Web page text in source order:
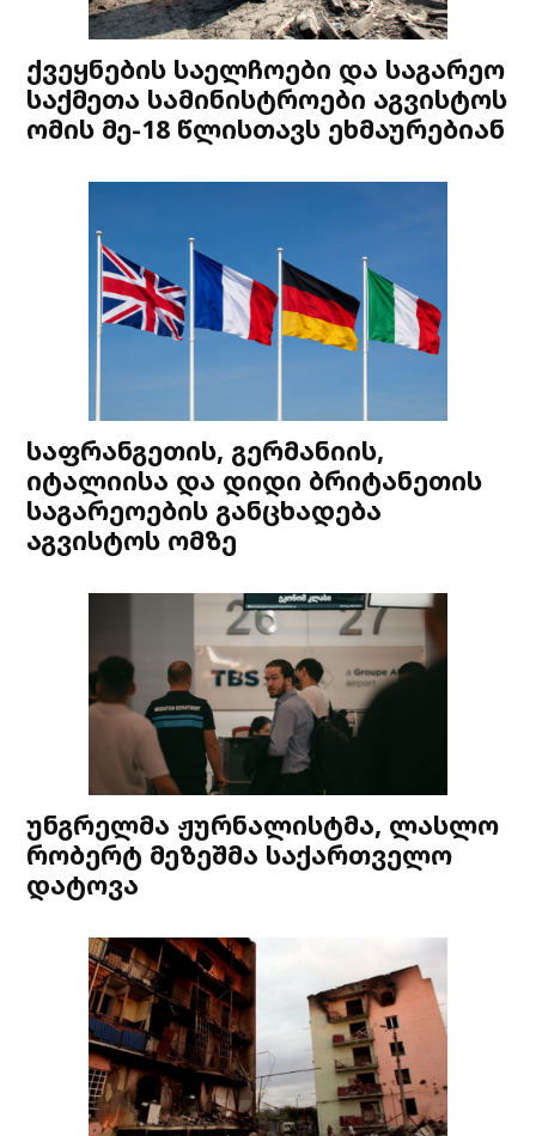
ქვეყნების საელჩოები და საგარეო
საქმეთა სამინისტროები აგვისტოს
ომის მე-18 წლისთავს ეხმაურებიან
საფრანგეთის, გერმანიის,
იტალიისა და დიდი ბრიტანეთის
საგარეოების განცხადება
აგვისტოს ომზე
უნგრელმა ჟურნალისტმა, ლასლო
რობერტ მეზეშმა საქართველო
დატოვა